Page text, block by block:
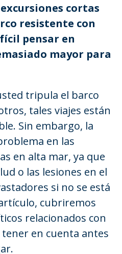
cortas
resistente con
pensar en
mayor para
tripula el barco
tales viajes están
Sin embargo, la
en las
en alta mar, ya que
o las lesiones en el
si no se está
cubriremos
relacionados con
en cuenta antes